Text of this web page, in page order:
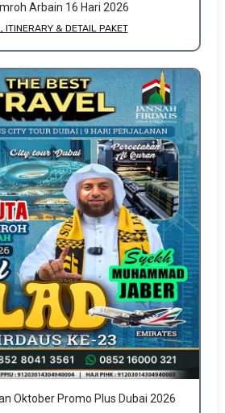
Arbain 16 Hari 2026
ITINERARY & DETAIL PAKET
Oktober Promo Plus Dubai 2026